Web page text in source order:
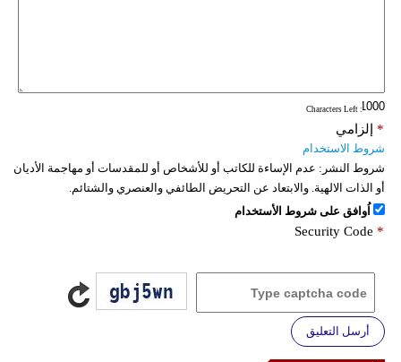
: Characters Left
إلزامي *
شروط الاستخدام
شروط النشر: عدم الإساءة للكاتب أو للأشخاص أو للمقدسات أو مهاجمة الأديان
أو الذات الالهية. والابتعاد عن التحريض الطائفي والعنصري والشتائم.
اُوافق على شروط الأستخدام
Security Code *
أرسل التعليق